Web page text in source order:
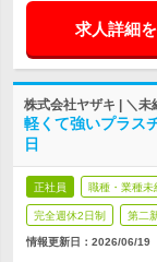
求人詳細
株式会社ヤザキ | ＼
軽くて強いプラス
日
正社員 職種・業種未
完全週休2日制 第二
情報更新日：2026/06/19